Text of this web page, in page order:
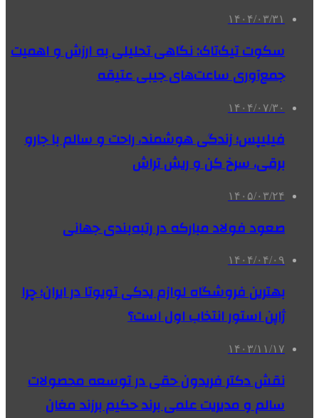
۱۴۰۴/۰۳/۳۱
سکوت تیک‌تاک: نگاهی تحلیلی به ارزش و اهمیت
جمع‌آوری ساعت‌های جیبی عتیقه
۱۴۰۴/۰۷/۳۰
فیلیپس؛ زندگی هوشمند، راحت و سالم با جارو
برقی، سرخ کن و ریش تراش
۱۴۰۵/۰۳/۲۴
صعود فولاد مبارکه در رتبه‌بندی جهانی
۱۴۰۴/۰۴/۰۹
بهترین فروشگاه لوازم یدکی تویوتا در ایران؛ چرا
ژاپن استور انتخاب اول است؟
۱۴۰۳/۱۱/۱۷
نقش دکتر فریدون حقی در توسعه محصولات
سالم و مدیریت علمی برند حکیم برزند مغان